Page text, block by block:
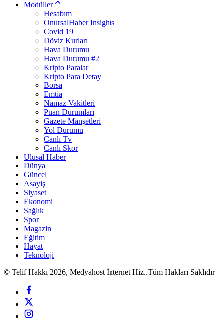
Modüller
Hesabım
OnursalHaber Insights
Covid 19
Döviz Kurları
Hava Durumu
Hava Durumu #2
Kripto Paralar
Kripto Para Detay
Borsa
Emtia
Namaz Vakitleri
Puan Durumları
Gazete Manşetleri
Yol Durumu
Canlı Tv
Canlı Skor
Ulusal Haber
Dünya
Güncel
Asayiş
Siyaset
Ekonomi
Sağlık
Spor
Magazin
Eğitim
Hayat
Teknoloji
© Telif Hakkı 2026, Medyahost İnternet Hiz..Tüm Hakları Saklıdır